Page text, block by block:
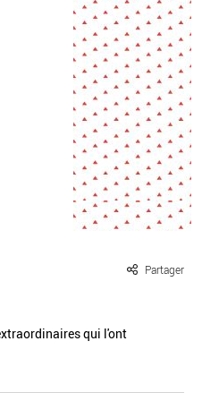
La pierre
Partager
qui l'ont